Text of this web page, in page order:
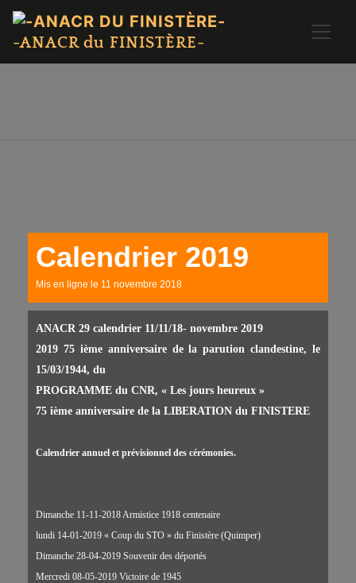
-ANACR du FINISTÈRE-
Calendrier 2019
Mis en ligne le 11 novembre 2018
ANACR 29 calendrier 11/11/18- novembre 2019
2019 75 ième anniversaire de la parution clandestine, le
15/03/1944, du
PROGRAMME du CNR, « Les jours heureux »
75 ième anniversaire de la LIBERATION du FINISTERE
Calendrier annuel et prévisionnel des cérémonies.
Dimanche 11-11-2018 Armistice 1918 centenaire
lundi 14-01-2019 « Coup du STO » du Finistère (Quimper)
Dimanche 28-04-2019 Souvenir des déportés
Mercredi 08-05-2019 Victoire de 1945